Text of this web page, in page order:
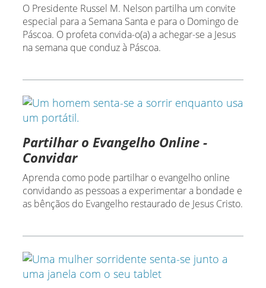
O Presidente Russel M. Nelson partilha um convite
especial para a Semana Santa e para o Domingo de
Páscoa. O profeta convida-o(a) a achegar-se a Jesus
na semana que conduz à Páscoa.
Partilhar o Evangelho Online -
Convidar
Aprenda como pode partilhar o evangelho online
convidando as pessoas a experimentar a bondade e
as bênçãos do Evangelho restaurado de Jesus Cristo.